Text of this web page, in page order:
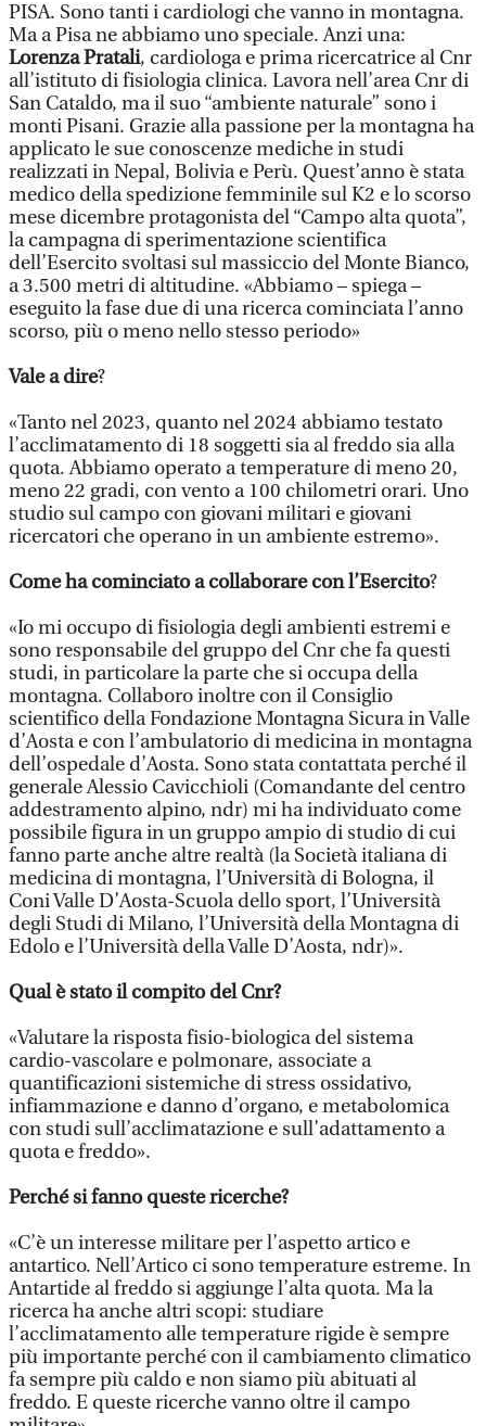
PISA. Sono tanti i cardiologi che vanno in montagna.
Ma a Pisa ne abbiamo uno speciale. Anzi una:
Lorenza Pratali, cardiologa e prima ricercatrice al Cnr
all’istituto di fisiologia clinica. Lavora nell’area Cnr di
San Cataldo, ma il suo “ambiente naturale” sono i
monti Pisani. Grazie alla passione per la montagna ha
applicato le sue conoscenze mediche in studi
realizzati in Nepal, Bolivia e Perù. Quest’anno è stata
medico della spedizione femminile sul K2 e lo scorso
mese dicembre protagonista del “Campo alta quota”,
la campagna di sperimentazione scientifica
dell’Esercito svoltasi sul massiccio del Monte Bianco,
a 3.500 metri di altitudine. «Abbiamo – spiega –
eseguito la fase due di una ricerca cominciata l’anno
scorso, più o meno nello stesso periodo»
Vale a dire?
«Tanto nel 2023, quanto nel 2024 abbiamo testato
l’acclimatamento di 18 soggetti sia al freddo sia alla
quota. Abbiamo operato a temperature di meno 20,
meno 22 gradi, con vento a 100 chilometri orari. Uno
studio sul campo con giovani militari e giovani
ricercatori che operano in un ambiente estremo».
Come ha cominciato a collaborare con l’Esercito?
«Io mi occupo di fisiologia degli ambienti estremi e
sono responsabile del gruppo del Cnr che fa questi
studi, in particolare la parte che si occupa della
montagna. Collaboro inoltre con il Consiglio
scientifico della Fondazione Montagna Sicura in Valle
d’Aosta e con l’ambulatorio di medicina in montagna
dell’ospedale d’Aosta. Sono stata contattata perché il
generale Alessio Cavicchioli (Comandante del centro
addestramento alpino, ndr) mi ha individuato come
possibile figura in un gruppo ampio di studio di cui
fanno parte anche altre realtà (la Società italiana di
medicina di montagna, l’Università di Bologna, il
Coni Valle D’Aosta-Scuola dello sport, l’Università
degli Studi di Milano, l’Università della Montagna di
Edolo e l’Università della Valle D’Aosta, ndr)».
Qual è stato il compito del Cnr?
«Valutare la risposta fisio-biologica del sistema
cardio-vascolare e polmonare, associate a
quantificazioni sistemiche di stress ossidativo,
infiammazione e danno d’organo, e metabolomica
con studi sull’acclimatazione e sull’adattamento a
quota e freddo».
Perché si fanno queste ricerche?
«C’è un interesse militare per l’aspetto artico e
antartico. Nell’Artico ci sono temperature estreme. In
Antartide al freddo si aggiunge l’alta quota. Ma la
ricerca ha anche altri scopi: studiare
l’acclimatamento alle temperature rigide è sempre
più importante perché con il cambiamento climatico
fa sempre più caldo e non siamo più abituati al
freddo. E queste ricerche vanno oltre il campo